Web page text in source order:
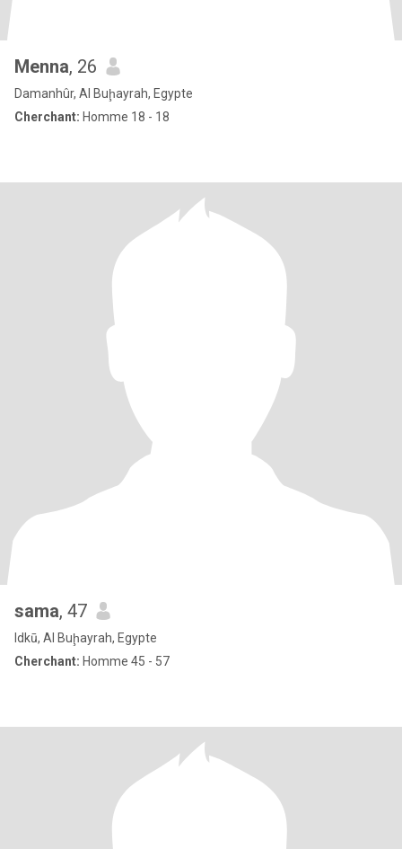
Menna, 26
Damanhûr, Al Buḩayrah, Egypte
Cherchant: Homme 18 - 18
sama, 47
Idkū, Al Buḩayrah, Egypte
Cherchant: Homme 45 - 57